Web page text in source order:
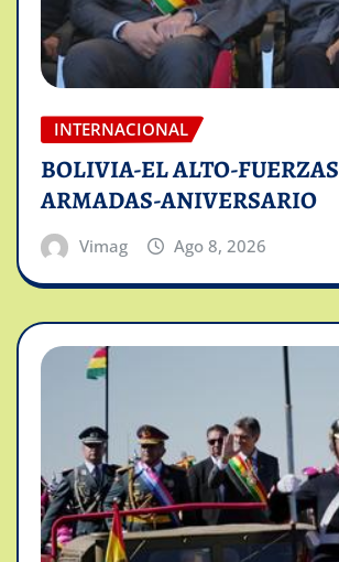
INTERNACIONAL
BOLIVIA-EL ALTO-FUERZAS
ARMADAS-ANIVERSARIO
Vimag Ago 8, 2026